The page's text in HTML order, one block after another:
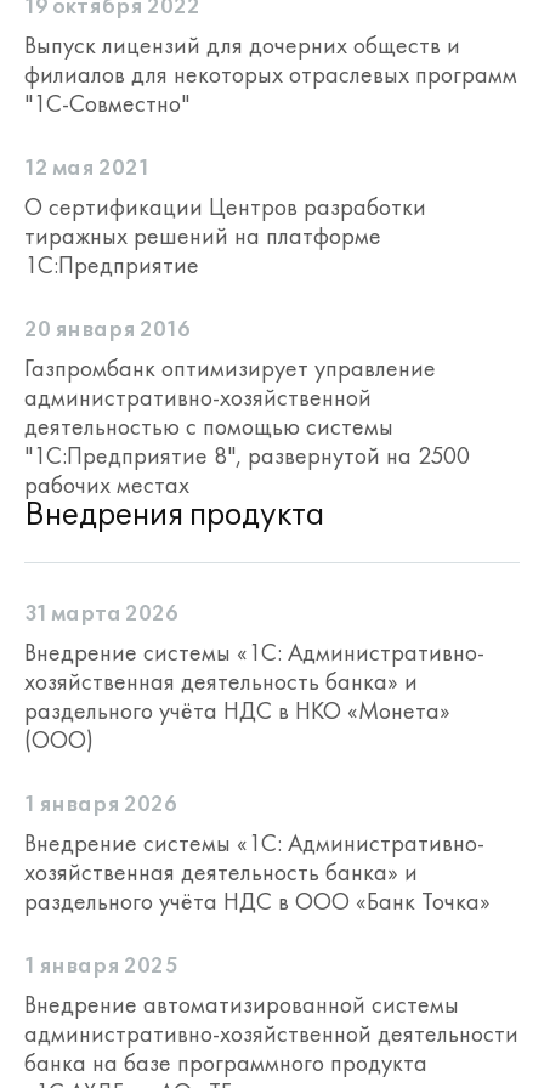
в "1С:КП Отраслевой ПРОФ"
количество консультаций
неограниченно;
в "1С:КП Отраслевой Базовый" - 1
разработчиков программных продуктов,
для которых необходима активация
1С:КП Отраслевого, пользователи и
кабинете пользователя
зарегистрированным продуктам) и в
Кабинете партнера.
Пользователи, активировавшие 1С:КП
Отраслевой, обслуживаются
партнером-разработчиком в
соответствии с регламентами,
базирующимися на принципах системы
менеджмента качества. Контроль за
осуществляется фирмой "1С",
электронная почта для обращений по
вопросам качества поддержки:
itsotr@1c.ru .
Расширение 1С:КП Отраслевого с
Отраслевой Базовый", которые в период
действия тарифного плана осознали
необходимость в расширении его до
своим сопровождающим партнерам для
расширения "1С:КП Отраслевой,
Расширение с Базовый до ПРОФ на 1
месяц" соответствующей Категории.
19 октября 2022
Выпуск лицензий для дочерних обществ и
филиалов для некоторых отраслевых программ
"1С-Совместно"
12 мая 2021
О сертификации Центров разработки
тиражных решений на платформе
1С:Предприятие
20 января 2016
Газпромбанк оптимизирует управление
административно-хозяйственной
деятельностью с помощью системы
"1С:Предприятие 8", развернутой на 2500
рабочих местах
Внедрения продукта
31 марта 2026
Внедрение системы «1С: Административно-
хозяйственная деятельность банка» и
раздельного учёта НДС в НКО «Монета»
(ООО)
1 января 2026
Внедрение системы «1С: Административно-
хозяйственная деятельность банка» и
раздельного учёта НДС в ООО «Банк Точка»
1 января 2025
Внедрение автоматизированной системы
административно-хозяйственной деятельности
банка на базе программного продукта